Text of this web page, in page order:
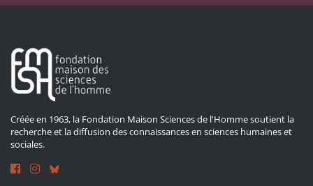
Créée en 1963, la Fondation Maison Sciences de l'Homme soutient la
recherche et la diffusion des connaissances en sciences humaines et
sociales.